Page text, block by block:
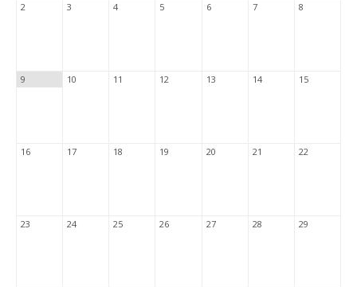
2 3 4 5 6 7 8
9 10 11 12 13 14 15
16 17 18 19 20 21 22
23 24 25 26 27 28 29